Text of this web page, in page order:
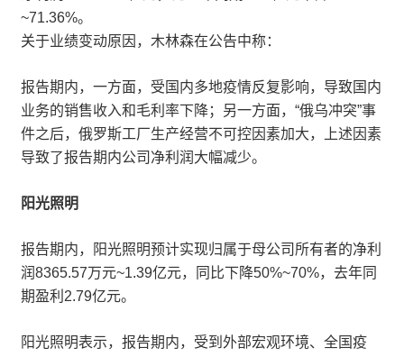
~71.36%。
关于业绩变动原因，木林森在公告中称：
报告期内，一方面，受国内多地疫情反复影响，导致国内
业务的销售收入和毛利率下降；另一方面，“俄乌冲突”事
件之后，俄罗斯工厂生产经营不可控因素加大，上述因素
导致了报告期内公司净利润大幅减少。
阳光照明
报告期内，阳光照明预计实现归属于母公司所有者的净利
润8365.57万元~1.39亿元，同比下降50%~70%，去年同
期盈利2.79亿元。
阳光照明表示，报告期内，受到外部宏观环境、全国疫